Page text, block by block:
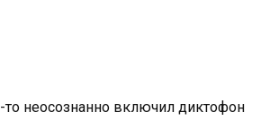
неосознанно включил диктофон